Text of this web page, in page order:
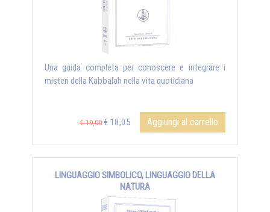
Una guida completa per conoscere e integrare i
misteri della Kabbalah nella vita quotidiana
€ 19,00 € 18,05 Aggiungi al carrello
LINGUAGGIO SIMBOLICO, LINGUAGGIO DELLA
NATURA